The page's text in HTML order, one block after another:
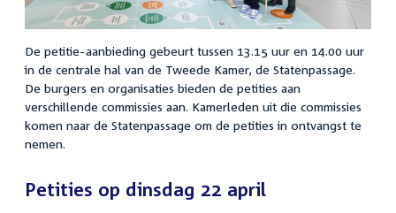
De petitie-aanbieding gebeurt tussen 13.15 uur en 14.00 uur
in de centrale hal van de Tweede Kamer, de Statenpassage.
De burgers en organisaties bieden de petities aan
verschillende commissies aan. Kamerleden uit die commissies
komen naar de Statenpassage om de petities in ontvangst te
nemen.
Petities op dinsdag 22 april